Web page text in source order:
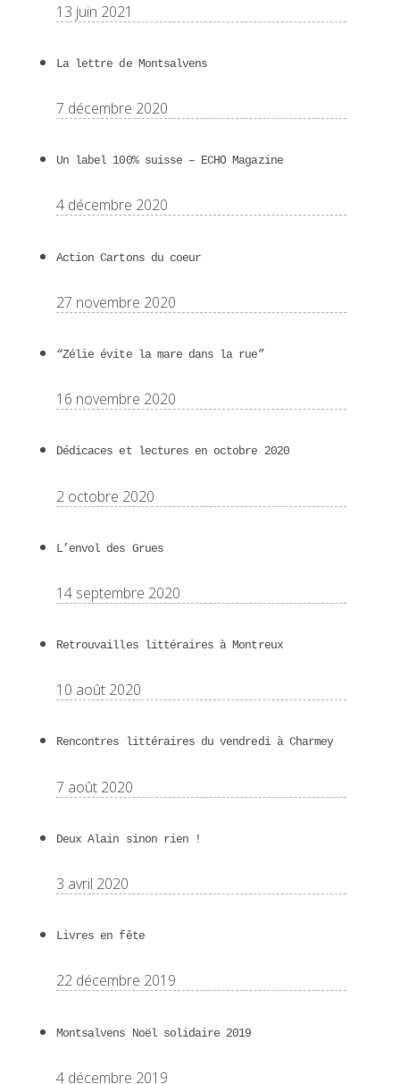
13 juin 2021
La lettre de Montsalvens
7 décembre 2020
Un label 100% suisse – ECHO Magazine
4 décembre 2020
Action Cartons du coeur
27 novembre 2020
“Zélie évite la mare dans la rue”
16 novembre 2020
Dédicaces et lectures en octobre 2020
2 octobre 2020
L’envol des Grues
14 septembre 2020
Retrouvailles littéraires à Montreux
10 août 2020
Rencontres littéraires du vendredi à Charmey
7 août 2020
Deux Alain sinon rien !
3 avril 2020
Livres en fête
22 décembre 2019
Montsalvens Noël solidaire 2019
4 décembre 2019